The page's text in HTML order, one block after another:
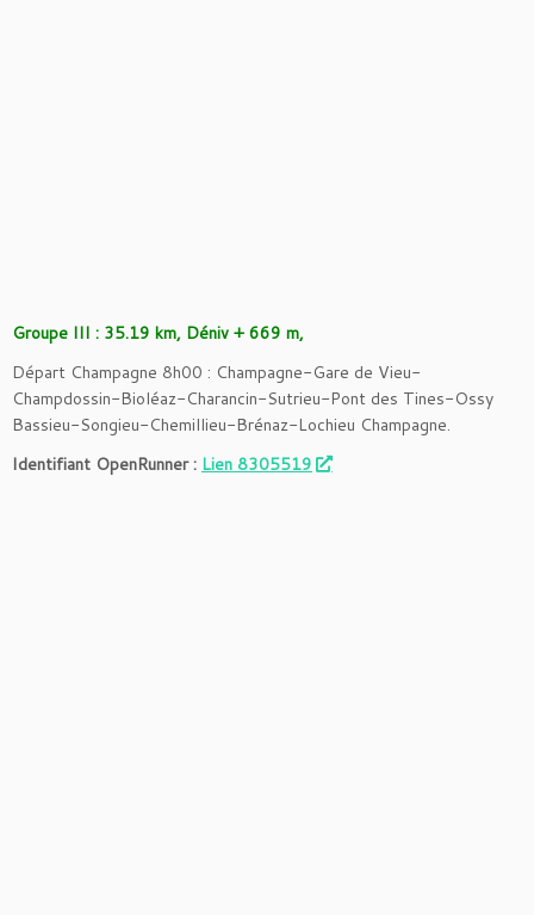
Groupe III : 35.19 km, Déniv + 669 m,
Départ Champagne 8h00 : Champagne-Gare de Vieu-
Champdossin-Bioléaz-Charancin-Sutrieu-Pont des Tines-Ossy
Bassieu-Songieu-Chemillieu-Brénaz-Lochieu Champagne.
Identifiant OpenRunner : Lien 8305519